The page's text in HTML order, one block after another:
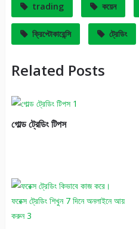
trading কয়েন
ক্রিপ্টোকারেন্সি ট্রেডিং
Related Posts
গোল্ড ট্রেডিং টিপস